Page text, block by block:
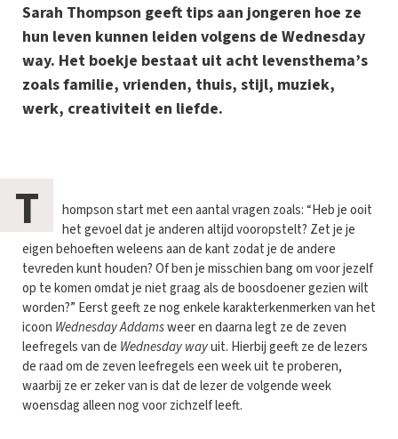
Sarah Thompson geeft tips aan jongeren hoe ze
hun leven kunnen leiden volgens de Wednesday
way. Het boekje bestaat uit acht levensthema’s
zoals familie, vrienden, thuis, stijl, muziek,
werk, creativiteit en liefde.
T
hompson start met een aantal vragen zoals: “Heb je ooit
het gevoel dat je anderen altijd vooropstelt? Zet je je
eigen behoeften weleens aan de kant zodat je de andere
tevreden kunt houden? Of ben je misschien bang om voor jezelf
op te komen omdat je niet graag als de boosdoener gezien wilt
worden?” Eerst geeft ze nog enkele karakterkenmerken van het
icoon Wednesday Addamsweer en daarna legt ze de zeven
leefregels van de Wednesday wayuit. Hierbij geeft ze de lezers
de raad om de zeven leefregels een week uit te proberen,
waarbij ze er zeker van is dat de lezer de volgende week
woensdag alleen nog voor zichzelf leeft.